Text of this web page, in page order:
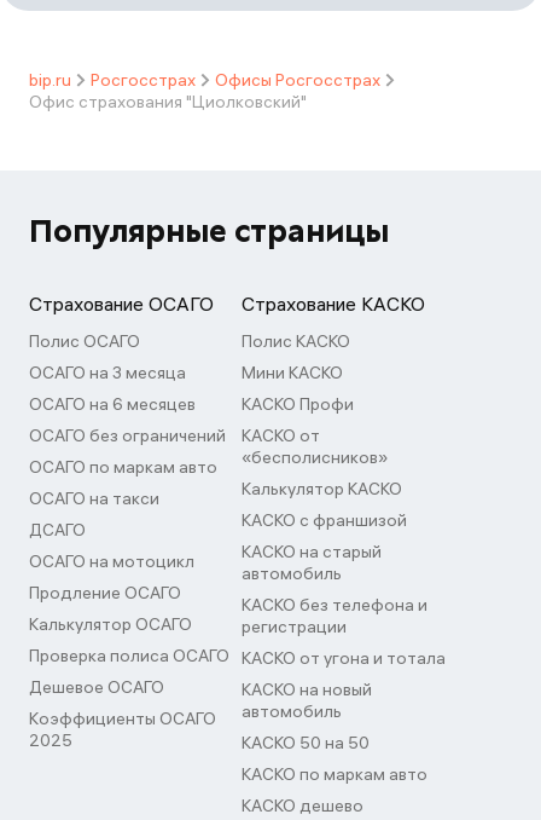
bip.ru Росгосстрах
Офисы Росгосстрах
Офис страхования "Циолковский"
Популярные страницы
Страхование ОСАГО
Полис ОСАГО
ОСАГО на 3 месяца
ОСАГО на 6 месяцев
ОСАГО без ограничений
ОСАГО по маркам авто
ОСАГО на такси
ДСАГО
ОСАГО на мотоцикл
Продление ОСАГО
Калькулятор ОСАГО
Проверка полиса ОСАГО
Дешевое ОСАГО
Коэффициенты ОСАГО
2025
Страхование КАСКО
Полис КАСКО
Мини КАСКО
КАСКО Профи
КАСКО от
«бесполисников»
Калькулятор КАСКО
КАСКО с франшизой
КАСКО на старый
автомобиль
КАСКО без телефона и
регистрации
КАСКО от угона и тотала
КАСКО на новый
автомобиль
КАСКО 50 на 50
КАСКО по маркам авто
КАСКО дешево